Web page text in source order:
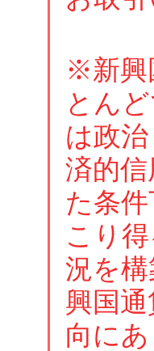
※新興
とん
は政
済的
た条
こり
況を
興国
向に